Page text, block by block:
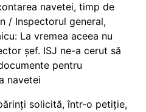
navetei, timp de
/ Inspectorul general,
La vremea aceea nu
șef. ISJ ne-a cerut să
pentru
navetei
solicită, într-o petiție,